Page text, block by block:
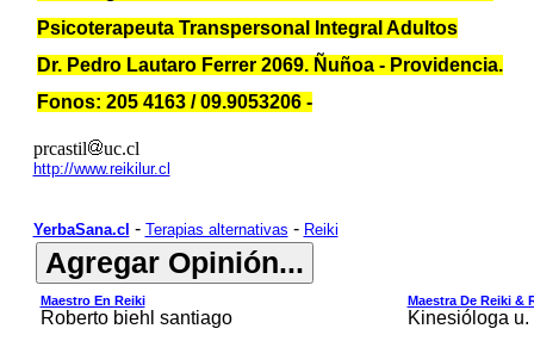
Psicoterapeuta Transpersonal Integral Adultos
Dr. Pedro Lautaro Ferrer 2069. Ñuñoa - Providencia.
Fonos: 205 4163 / 09.9053206 -
prcastil uc.cl
http://www.reikilur.cl
YerbaSana.cl - Terapias alternativas - Reiki
Maestro En Reiki
Roberto biehl santiago
Maestra De Reiki &
Kinesióloga